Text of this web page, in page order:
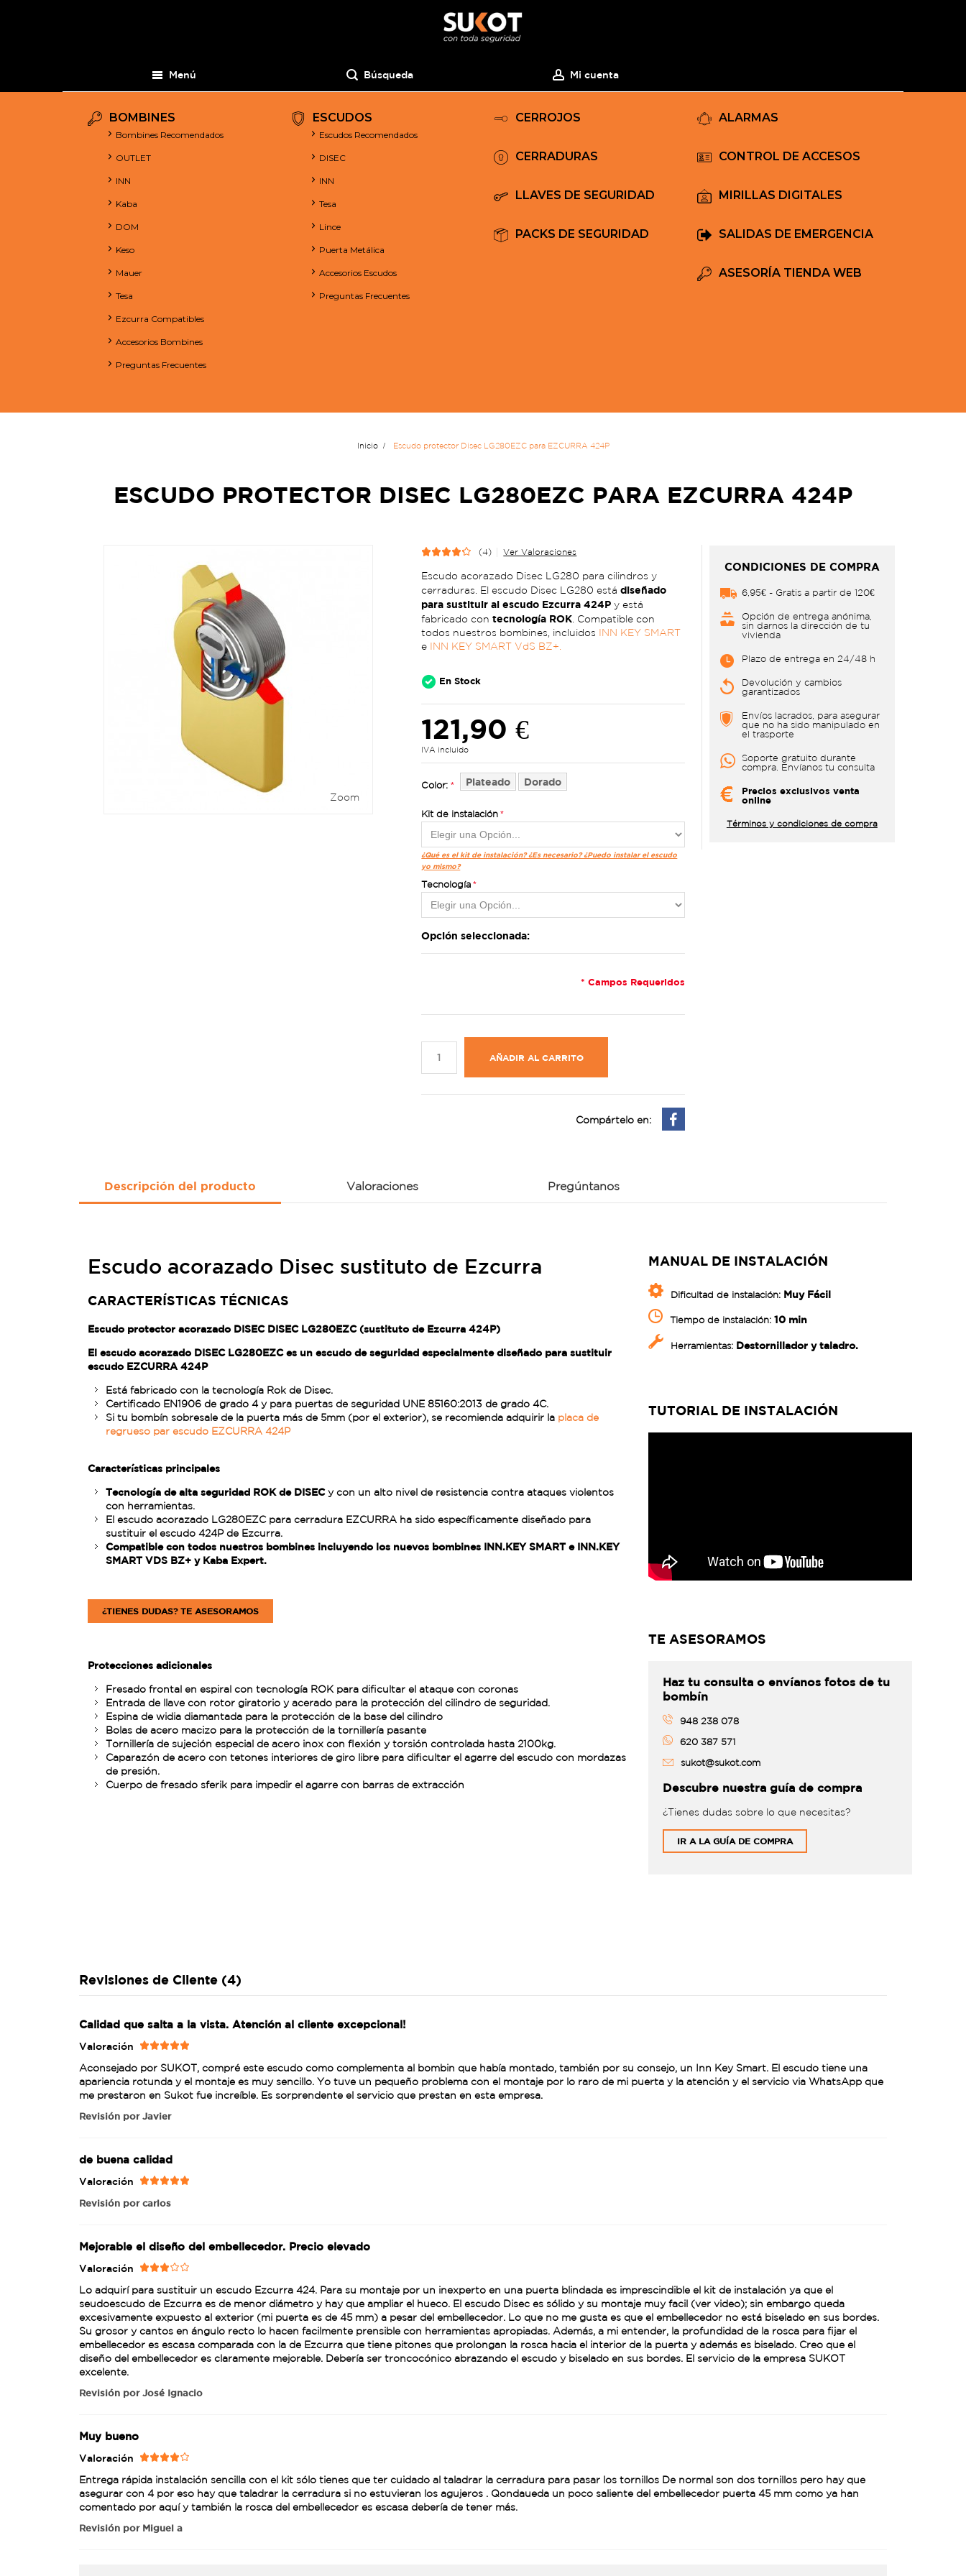
Menú Búsqueda Mi cuenta
BOMBINES
Bombines Recomendados
OUTLET
INN
Kaba
DOM
Keso
Mauer
Tesa
Ezcurra Compatibles
Accesorios Bombines
Preguntas Frecuentes
ESCUDOS
Escudos Recomendados
DISEC
INN
Tesa
Lince
Puerta Metálica
Accesorios Escudos
Preguntas Frecuentes
CERROJOS
CERRADURAS
LLAVES DE SEGURIDAD
PACKS DE SEGURIDAD
ALARMAS
CONTROL DE ACCESOS
MIRILLAS DIGITALES
SALIDAS DE EMERGENCIA
ASESORÍA TIENDA WEB
Inicio Escudo protector Disec LG280EZC para EZCURRA 424P
ESCUDO PROTECTOR DISEC LG280EZC PARA EZCURRA 424P
Zoom
(4) Ver Valoraciones
Escudo acorazado Disec LG280 para cilindros y
cerraduras. El escudo Disec LG280 estádiseñado
para sustituir al escudo Ezcurra 424P y está
fabricado contecnología ROK. Compatible con
todos nuestros bombines, incluidos INN KEY SMART
e INN KEY SMART VdS BZ+.
En Stock
121,90 €
IVA incluido
CONDICIONES DE COMPRA
6,95€ - Gratis a partir de 120€
Opción de entrega anónima,
sin darnos la dirección de tu
vivienda
Plazo de entrega en 24/48 h
Devolución y cambios
garantizados
Envíos lacrados, para asegurar
que no ha sido manipulado en
el trasporte
Soporte gratuito durante
compra. Envíanos tu consulta
Precios exclusivos venta
online
Términos y condiciones de compra
Color: Plateado Dorado
Kit de instalación
¿Qué es el kit de instalación? ¿Es necesario? ¿Puedo instalar el escudo
yo mismo?
Tecnología
Opción seleccionada:
* Campos Requeridos
AÑADIR AL CARRITO
Compártelo en:
Descripción del producto Valoraciones Pregúntanos
Escudo acorazado Disec sustituto de Ezcurra
CARACTERÍSTICAS TÉCNICAS
Escudo protector acorazado DISEC DISEC LG280EZC (sustituto de Ezcurra 424P)
El escudo acorazado DISEC LG280EZC es un escudo de seguridad especialmente diseñado para sustituir
escudo EZCURRA 424P
Está fabricado con la tecnología Rok de Disec.
Certificado EN1906 de grado 4 y para puertas de seguridad UNE 85160:2013 de grado 4C.
Si tu bombín sobresale de la puerta más de 5mm (por el exterior), se recomienda adquirir la placa de
regrueso par escudo EZCURRA 424P
Características principales
Tecnología de alta seguridad ROK de DISECy con un alto nivel de resistencia contra ataques violentos
con herramientas.
El escudo acorazado LG280EZC para cerradura EZCURRA ha sido específicamente diseñado para
sustituir el escudo 424P de Ezcurra.
Compatible con todos nuestros bombines incluyendo los nuevos bombines INN.KEY SMART e INN.KEY
SMART VDS BZ+ y Kaba Expert.
¿TIENES DUDAS? TE ASESORAMOS
Protecciones adicionales
Fresado frontal en espiral con tecnología ROK para dificultar el ataque con coronas
Entrada de llave con rotor giratorio y acerado para la protección del cilindro de seguridad.
Espina de widia diamantada para la protección de la base del cilindro
Bolas de acero macizo para la protección de la tornillería pasante
Tornillería de sujeción especial de acero inox con flexión y torsión controlada hasta 2100kg.
Caparazón de acero con tetones interiores de giro libre para dificultar el agarre del escudo con mordazas
de presión.
Cuerpo de fresado sferik para impedir el agarre con barras de extracción
MANUAL DE INSTALACIÓN
Dificultad de instalación: Muy Fácil
Tiempo de instalación:10 min
Herramientas: Destornillador y taladro.
TUTORIAL DE INSTALACIÓN
TE ASESORAMOS
Haz tu consulta o envíanos fotos de tu
bombín
948 238 078
620 387 571
sukot@sukot.com
Descubre nuestra guía de compra
¿Tienes dudas sobre lo que necesitas?
IR A LA GUÍA DE COMPRA
Revisiones de Cliente (4)
Calidad que salta a la vista. Atención al cliente excepcional!
Valoración
Aconsejado por SUKOT, compré este escudo como complementa al bombin que había montado, también por su consejo, un Inn Key Smart. El escudo tiene una
apariencia rotunda y el montaje es muy sencillo. Yo tuve un pequeño problema con el montaje por lo raro de mi puerta y la atención y el servicio via WhatsApp que
me prestaron en Sukot fue increíble. Es sorprendente el servicio que prestan en esta empresa.
Revisión porJavier
de buena calidad
Valoración
Revisión porcarlos
Mejorable el diseño del embellecedor. Precio elevado
Valoración
Lo adquirí para sustituir un escudo Ezcurra 424. Para su montaje por un inexperto en una puerta blindada es imprescindible el kit de instalación ya que el
seudoescudo de Ezcurra es de menor diámetro y hay que ampliar el hueco. El escudo Disec es sólido y su montaje muy facil (ver video); sin embargo queda
excesivamente expuesto al exterior (mi puerta es de 45 mm) a pesar del embellecedor. Lo que no me gusta es que el embellecedor no está biselado en sus bordes.
Su grosor y cantos en ángulo recto lo hacen facilmente prensible con herramientas apropiadas. Además, a mi entender, la profundidad de la rosca para fijar el
embellecedor es escasa comparada con la de Ezcurra que tiene pitones que prolongan la rosca hacia el interior de la puerta y además es biselado. Creo que el
diseño del embellecedor es claramente mejorable. Debería ser troncocónico abrazando el escudo y biselado en sus bordes. El servicio de la empresa SUKOT
excelente.
Revisión porJosé Ignacio
Muy bueno
Valoración
Entrega rápida instalación sencilla con el kit sólo tienes que ter cuidado al taladrar la cerradura para pasar los tornillos De normal son dos tornillos pero hay que
asegurar con 4 por eso hay que taladrar la cerradura si no estuvieran los agujeros . Qondaueda un poco saliente del embellecedor puerta 45 mm como ya han
comentado por aquí y también la rosca del embellecedor es escasa debería de tener más.
Revisión por Miguel a